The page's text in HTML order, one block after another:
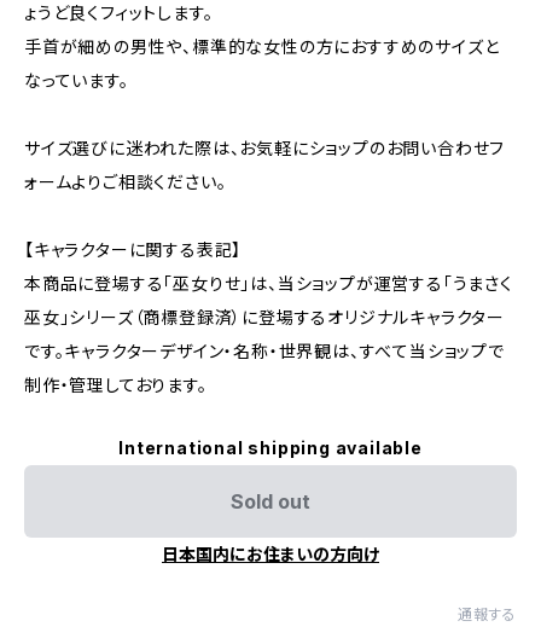
ょうど良くフィットします。
手首が細めの男性や、標準的な女性の方におすすめのサイズと
なっています。
サイズ選びに迷われた際は、お気軽にショップのお問い合わせフ
ォームよりご相談ください。
【キャラクターに関する表記】
本商品に登場する「巫女りせ」は、当ショップが運営する「うまさく
巫女」シリーズ（商標登録済）に登場するオリジナルキャラクター
です。キャラクターデザイン・名称・世界観は、すべて当ショップで
制作・管理しております。
International shipping available
Sold out
日本国内にお住まいの方向け
通報する